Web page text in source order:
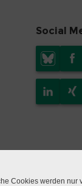
Social
Cookies werden nur